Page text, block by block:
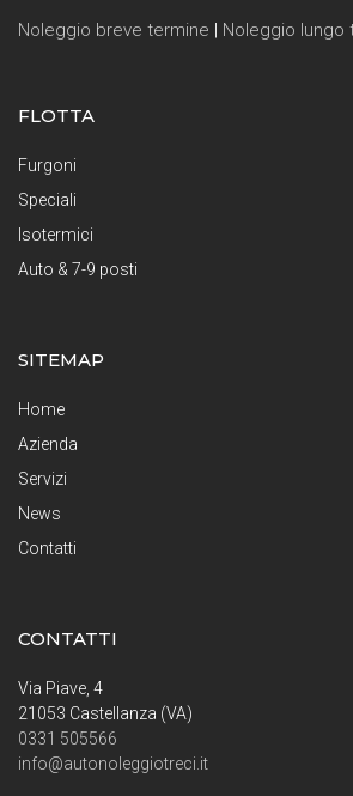
Noleggio breve termine Noleggio lungo
FLOTTA
Furgoni
Speciali
Isotermici
Auto & 7-9 posti
SITEMAP
Home
Azienda
Servizi
News
Contatti
CONTATTI
Via Piave, 4
21053 Castellanza (VA)
0331 505566
info@autonoleggiotreci.it